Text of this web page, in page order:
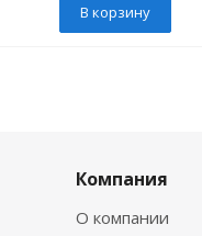
В корзину
Компания
О компании